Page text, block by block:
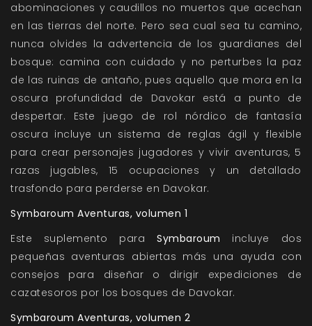
abominaciones y caudillos no muertos que acechan
en las tierras del norte. Pero sea cual sea tu camino,
nunca olvides la advertencia de los guardianes del
bosque: camina con cuidado y no perturbes la paz
de las ruinas de antaño, pues aquello que mora en la
oscura profundidad de Davokar está a punto de
despertar. Este juego de rol nórdico de fantasía
oscura incluye un sistema de reglas ágil y flexible
para crear personajes jugadores y vivir aventuras, 5
razas jugables, 15 ocupaciones y un detallado
trasfondo para perderse en Davokar.
Symbaroum Aventuras, volumen 1
Este suplemento paraSymbaroum incluye dos
pequeñas aventuras abiertas más una ayuda con
consejos para diseñar o dirigir expediciones de
cazatesoros por los bosques de Davokar.
Symbaroum Aventuras, volumen 2